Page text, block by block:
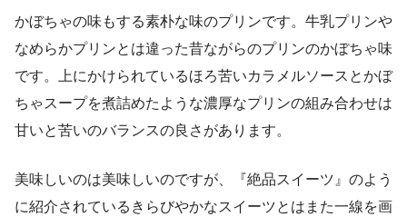
かぼちゃの味もする素朴な味のプリンです。牛乳プリンや
なめらかプリンとは違った昔ながらのプリンのかぼちゃ味
です。上にかけられているほろ苦いカラメルソースとかぼ
ちゃスープを煮詰めたような濃厚なプリンの組み合わせは
甘いと苦いのバランスの良さがあります。
美味しいのは美味しいのですが、『絶品スイーツ』のよう
に紹介されているきらびやかなスイーツとはまた一線を画